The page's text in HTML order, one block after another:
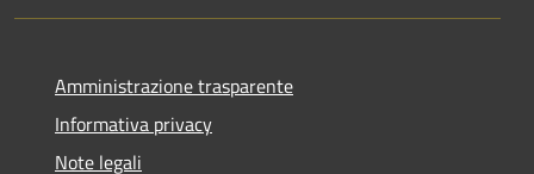
Amministrazione trasparente
Informativa privacy
Note legali